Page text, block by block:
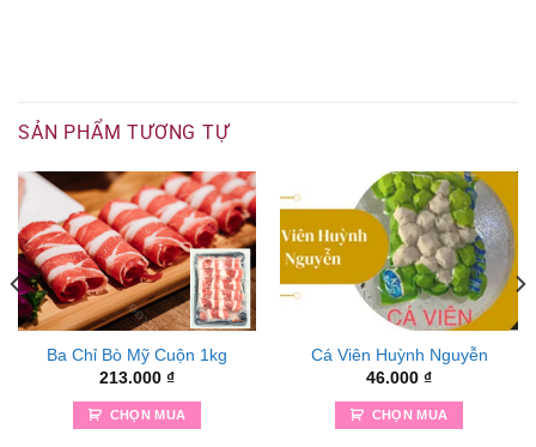
SẢN PHẨM TƯƠNG TỰ
Ba Chỉ Bò Mỹ Cuộn 1kg
213.000 ₫
CHỌN MUA
Cá Viên Huỳnh Nguyễn
46.000 ₫
CHỌN MUA